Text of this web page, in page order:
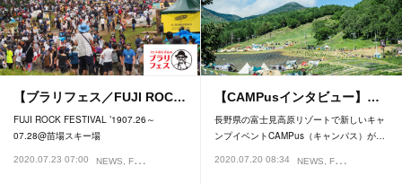
【ブラリフェス／FUJI ROC…
FUJI ROCK FESTIVAL ’1907.26～
07.28@苗場スキー場
2020.07.23 07:00 NEWS FESTIVAL
【CAMPusインタビュー】…
長野県の富士見高原リゾートで新しいキャ
ンプイベントCAMPus（キャンパス）が…
2020.07.20 08:34 NEWS FESTIVAL